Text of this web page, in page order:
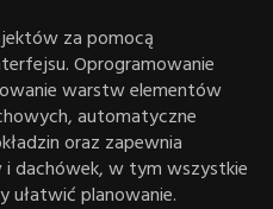
za pomocą
Oprogramowanie
warstw elementów
automatyczne
oraz zapewnia
i dachówek, w tym wszystkie
ułatwić planowanie.